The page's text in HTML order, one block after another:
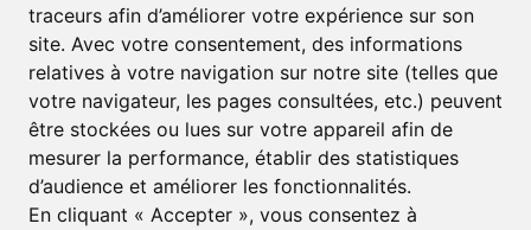
traceurs afin d’améliorer votre expérience sur son
site. Avec votre consentement, des informations
relatives à votre navigation sur notre site (telles que
votre navigateur, les pages consultées, etc.) peuvent
être stockées ou lues sur votre appareil afin de
mesurer la performance, établir des statistiques
d’audience et améliorer les fonctionnalités.
En cliquant « Accepter », vous consentez à
Prénom* Nom*
E-mail*
J’accepte de recevoir alertes et lettres d’informations